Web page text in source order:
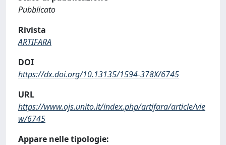
Pubblicato
Rivista
ARTIFARA
DOI
https://dx.doi.org/10.13135/1594-378X/6745
URL
https://www.ojs.unito.it/index.php/artifara/article/vie
w/6745
Appare nelle tipologie: